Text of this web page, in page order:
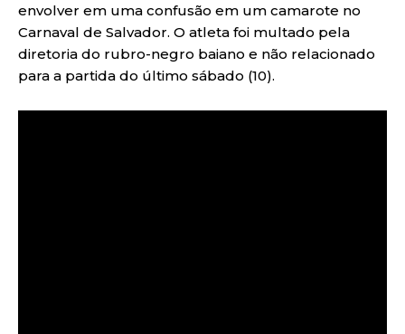
envolver em uma confusão em um camarote no
Carnaval de Salvador. O atleta foi multado pela
diretoria do rubro-negro baiano e não relacionado
para a partida do último sábado (10).